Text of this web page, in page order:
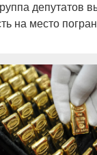
депутатов
на место